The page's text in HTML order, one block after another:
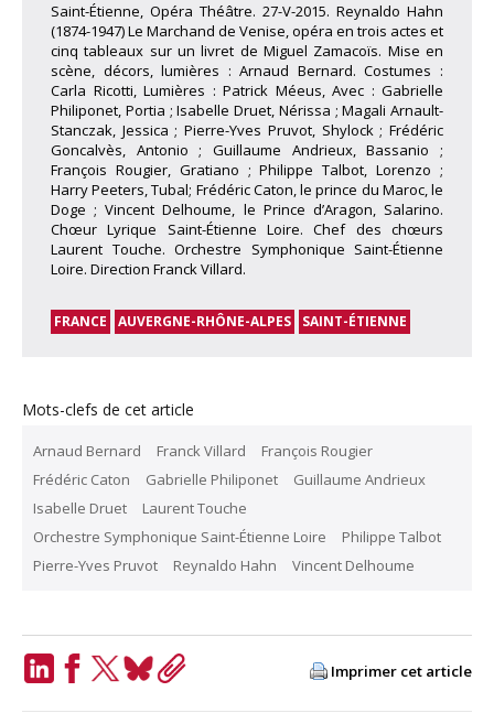
Saint-Étienne, Opéra Théâtre. 27-V-2015. Reynaldo Hahn
(1874-1947) Le Marchand de Venise, opéra en trois actes et
cinq tableaux sur un livret de Miguel Zamacoïs. Mise en
scène, décors, lumières : Arnaud Bernard. Costumes :
Carla Ricotti, Lumières : Patrick Méeus, Avec : Gabrielle
Philiponet, Portia ; Isabelle Druet, Nérissa ; Magali Arnault-
Stanczak, Jessica ; Pierre-Yves Pruvot, Shylock ; Frédéric
Goncalvès, Antonio ; Guillaume Andrieux, Bassanio ;
François Rougier, Gratiano ; Philippe Talbot, Lorenzo ;
Harry Peeters, Tubal; Frédéric Caton, le prince du Maroc, le
Doge ; Vincent Delhoume, le Prince d’Aragon, Salarino.
Chœur Lyrique Saint-Étienne Loire. Chef des chœurs
Laurent Touche. Orchestre Symphonique Saint-Étienne
Loire. Direction Franck Villard.
FRANCE AUVERGNE-RHÔNE-ALPES SAINT-ÉTIENNE
Mots-clefs de cet article
Arnaud Bernard Franck Villard
François Rougier
Frédéric Caton
Gabrielle Philiponet
Guillaume Andrieux
Isabelle Druet
Laurent Touche
Orchestre Symphonique Saint-Étienne Loire
Philippe Talbot
Pierre-Yves Pruvot
Reynaldo Hahn Vincent Delhoume
Imprimer cet article